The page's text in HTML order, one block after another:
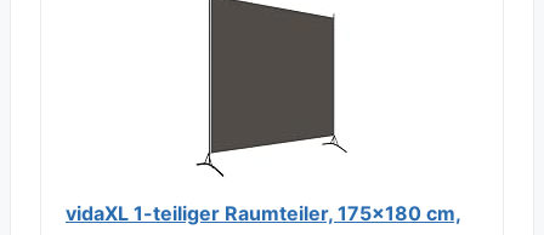
vidaXL 1-teiliger Raumteiler, 175x180 cm,